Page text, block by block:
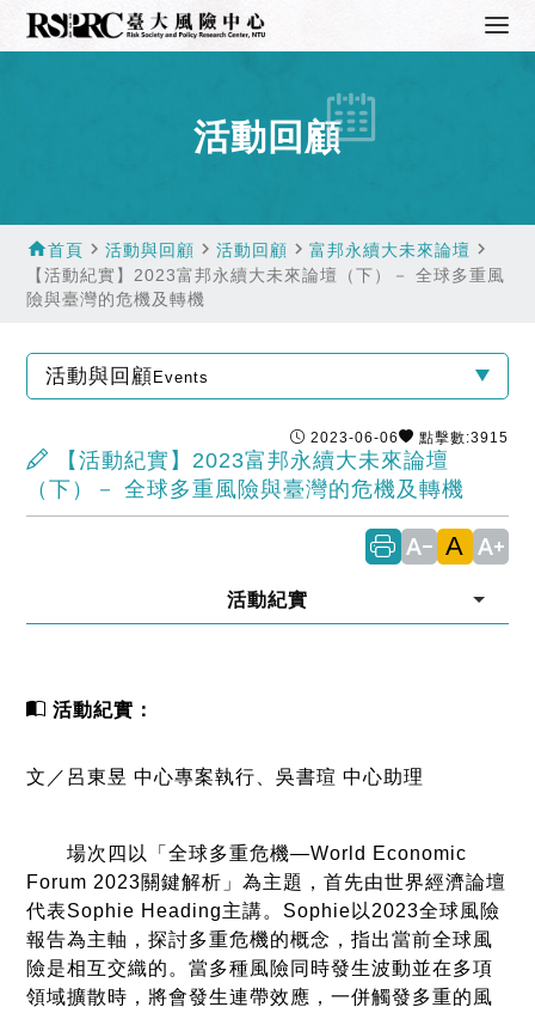
活動回顧
home首頁 navigate_next活動與回顧 navigate_next活動回顧 navigate_next富邦永續大未來論壇 navigate_next
【活動紀實】2023富邦永續大未來論壇（下）－ 全球多重風
險與臺灣的危機及轉機
活動與回顧Events
2023-06-06 點擊數:3915
【活動紀實】2023富邦永續大未來論壇
（下）－ 全球多重風險與臺灣的危機及轉機
text_decrease A text_increase
活動紀實
活動紀實：
文／呂東昱 中心專案執行、吳書瑄 中心助理
場次四以「全球多重危機—World Economic
Forum 2023關鍵解析」為主題，首先由世界經濟論壇
代表Sophie Heading主講。Sophie以2023全球風險
報告為主軸，探討多重危機的概念，指出當前全球風
險是相互交織的。當多種風險同時發生波動並在多項
領域擴散時，將會發生連帶效應，一併觸發多重的風